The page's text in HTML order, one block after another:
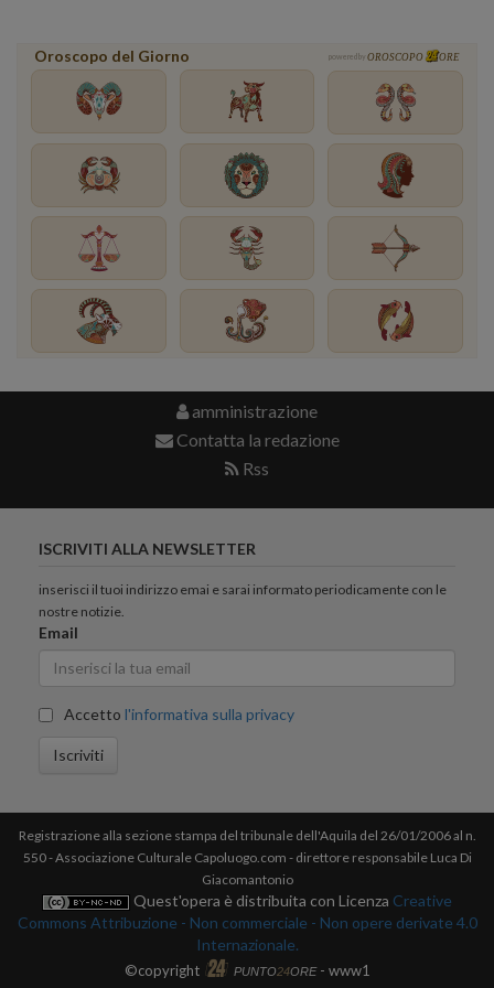
Oroscopo del Giorno powered by OROSCOPO ORE
amministrazione
Contatta la redazione
Rss
ISCRIVITI ALLA NEWSLETTER
inserisci il tuoi indirizzo emai e sarai informato periodicamente con le
nostre notizie.
Email
Accetto l'informativa sulla privacy
Iscriviti
Registrazione alla sezione stampa del tribunale dell'Aquila del 26/01/2006 al n.
550 - Associazione Culturale Capoluogo.com - direttore responsabile Luca Di
Giacomantonio
Quest'opera è distribuita con Licenza Creative
Commons Attribuzione - Non commerciale - Non opere derivate 4.0
Internazionale.
©copyright PUNTO24ORE- www1